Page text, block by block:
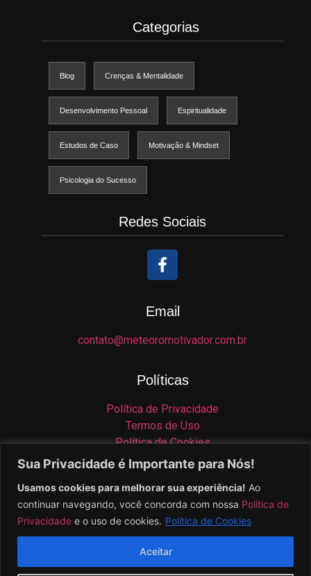
Sua Privacidade é Importante para Nós!
Usamos cookies para melhorar sua experiência! Ao
continuar navegando, você concorda com nossa Política de
Privacidade e o uso de cookies. Política de Cookies
Aceitar
Categorias
Blog Crenças & Mentalidade
Desenvolvimento Pessoal Espiritualidade
Estudos de Caso Motivação & Mindset
Psicologia do Sucesso
Redes Sociais
Email
contato@meteoromotivador.com.br
Políticas
Política de Privacidade
Termos de Uso
Política de Cookies
Isenção de Responsabilidade
Contato